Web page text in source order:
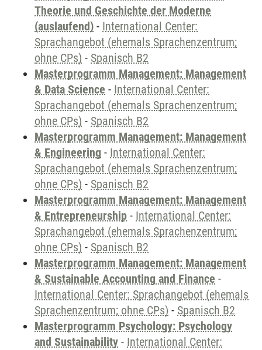
Theorie und Geschichte der Moderne
(auslaufend) - International Center:
Sprachangebot (ehemals Sprachenzentrum;
ohne CPs) - Spanisch B2
Masterprogramm Management: Management
& Data Science - International Center:
Sprachangebot (ehemals Sprachenzentrum;
ohne CPs) - Spanisch B2
Masterprogramm Management: Management
& Engineering - International Center:
Sprachangebot (ehemals Sprachenzentrum;
ohne CPs) - Spanisch B2
Masterprogramm Management: Management
& Entrepreneurship - International Center:
Sprachangebot (ehemals Sprachenzentrum;
ohne CPs) - Spanisch B2
Masterprogramm Management: Management
& Sustainable Accounting and Finance -
International Center: Sprachangebot (ehemals
Sprachenzentrum; ohne CPs) - Spanisch B2
Masterprogramm Psychology: Psychology
and Sustainability - International Center: